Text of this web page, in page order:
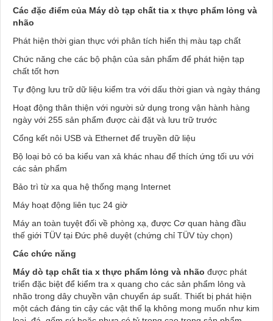
Các đặc điểm của Máy dò tạp chất tia x thực phẩm lỏng và
nhão
Phát hiện thời gian thực với phân tích hiển thị màu tạp chất
Chức năng che các bộ phận của sản phẩm để phát hiện tạp
chất tốt hơn
Tự động lưu trữ dữ liệu kiểm tra với dấu thời gian và ngày tháng
Hoạt động thân thiện với người sử dụng trong vận hành hàng
ngày với 255 sản phẩm được cài đặt và lưu trữ trước
Cổng kết nôi USB và Ethernet để truyền dữ liệu
Bộ loại bỏ có ba kiểu van xả khác nhau để thích ứng tối ưu với
các sản phẩm
Bảo trì từ xa qua hệ thống mạng Internet
Máy hoạt động liên tục 24 giờ
Máy an toàn tuyệt đối về phòng xạ, được Cơ quan hàng đầu
thế giới TÜV tại Đức phê duyệt (chứng chỉ TÜV tùy chọn)
Các chức năng
Máy dò tạp chất tia x thực phẩm lỏng và nhão được phát
triển đặc biệt để kiểm tra x quang cho các sản phẩm lỏng và
nhão trong dây chuyền vận chuyển áp suất. Thiết bị phát hiện
một cách đáng tin cậy các vật thể lạ không mong muốn như kim